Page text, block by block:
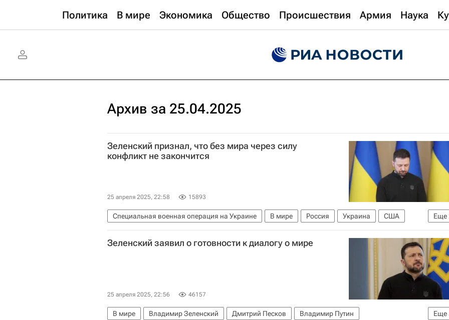
Политика В мире Экономика Общество Происшествия Армия Наука
Архив за 25.04.2025
Зеленский признал, что без мира через силу
конфликт не закончится
25 апреля 2025, 22:58 15893
Еще
Специальная военная операция на Украине В мире Россия Украина
США
Владимир Зеленский
Дональд Трамп
Зеленский заявил о готовности к диалогу о мире
25 апреля 2025, 22:56 46157
Еще
В мире Владимир Зеленский Дмитрий Песков
Владимир Путин